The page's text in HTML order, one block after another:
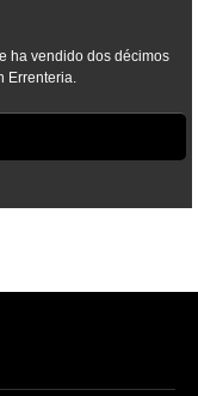
ha vendido dos décimos
Errenteria.